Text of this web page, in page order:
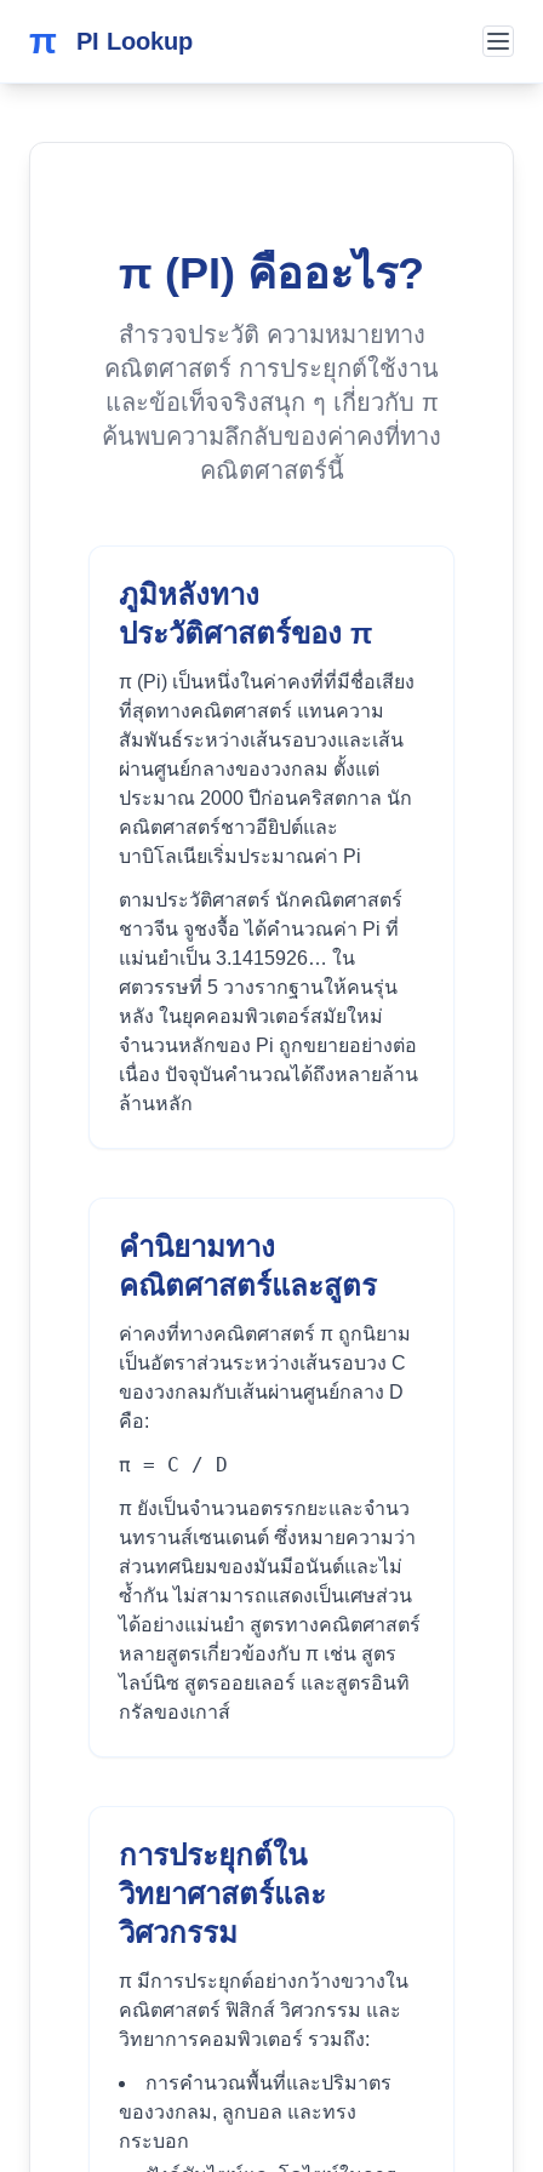
π PI Lookup
π (PI) คืออะไร?
สำรวจประวัติ ความหมายทาง
คณิตศาสตร์ การประยุกต์ใช้งาน
และข้อเท็จจริงสนุก ๆ เกี่ยวกับ π
ค้นพบความลึกลับของค่าคงที่ทาง
คณิตศาสตร์นี้
ภูมิหลังทาง
ประวัติศาสตร์ของ π
π (Pi) เป็นหนึ่งในค่าคงที่ที่มีชื่อเสียง
ที่สุดทางคณิตศาสตร์ แทนความ
สัมพันธ์ระหว่างเส้นรอบวงและเส้น
ผ่านศูนย์กลางของวงกลม ตั้งแต่
ประมาณ 2000 ปีก่อนคริสตกาล นัก
คณิตศาสตร์ชาวอียิปต์และ
บาบิโลเนียเริ่มประมาณค่า Pi
ตามประวัติศาสตร์ นักคณิตศาสตร์
ชาวจีน จูชงจื้อ ได้คำนวณค่า Pi ที่
แม่นยำเป็น 3.1415926… ใน
ศตวรรษที่ 5 วางรากฐานให้คนรุ่น
หลัง ในยุคคอมพิวเตอร์สมัยใหม่
จำนวนหลักของ Pi ถูกขยายอย่างต่อ
เนื่อง ปัจจุบันคำนวณได้ถึงหลายล้าน
ล้านหลัก
คำนิยามทาง
คณิตศาสตร์และสูตร
ค่าคงที่ทางคณิตศาสตร์ π ถูกนิยาม
เป็นอัตราส่วนระหว่างเส้นรอบวง C
ของวงกลมกับเส้นผ่านศูนย์กลาง D
คือ:
π = C / D
π ยังเป็นจำนวนอตรรกยะและจำนว
นทรานส์เซนเดนต์ ซึ่งหมายความว่า
ส่วนทศนิยมของมันมีอนันต์และไม่
ซ้ำกัน ไม่สามารถแสดงเป็นเศษส่วน
ได้อย่างแม่นยำ สูตรทางคณิตศาสตร์
หลายสูตรเกี่ยวข้องกับ π เช่น สูตร
ไลบ์นิซ สูตรออยเลอร์ และสูตรอินทิ
กรัลของเกาส์
การประยุกต์ใน
วิทยาศาสตร์และ
วิศวกรรม
π มีการประยุกต์อย่างกว้างขวางใน
คณิตศาสตร์ ฟิสิกส์ วิศวกรรม และ
วิทยาการคอมพิวเตอร์ รวมถึง:
การคำนวณพื้นที่และปริมาตร
ของวงกลม, ลูกบอล และทรง
กระบอก